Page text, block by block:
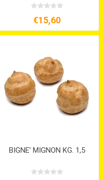
€15,60
BIGNE' MIGNON KG. 1,5